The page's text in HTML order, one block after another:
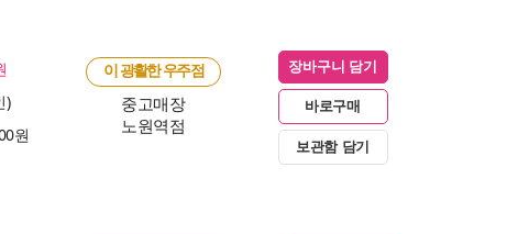
)
원
이 광활한 우주점
중고매장
노원역점
장바구니 담기
바로구매
보관함 담기